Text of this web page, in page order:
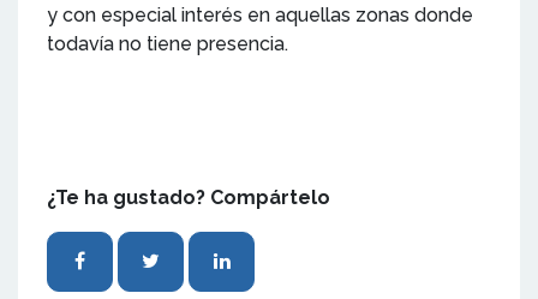
y con especial interés en aquellas zonas donde
todavía no tiene presencia.
¿Te ha gustado? Compártelo